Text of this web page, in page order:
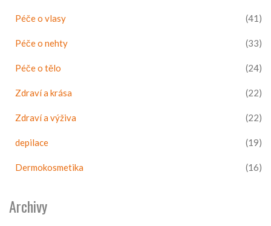
Péče o vlasy (41)
Péče o nehty (33)
Péče o tělo (24)
Zdraví a krása (22)
Zdraví a výživa (22)
depilace (19)
Dermokosmetika (16)
Archivy